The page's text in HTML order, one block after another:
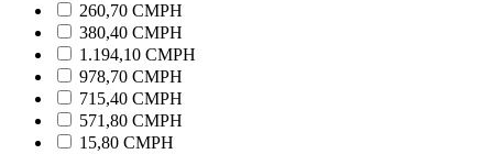
260,70 CMPH
380,40 CMPH
1.194,10 CMPH
978,70 CMPH
715,40 CMPH
571,80 CMPH
15,80 CMPH